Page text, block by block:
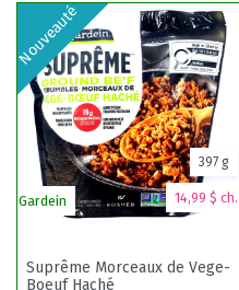
Nouveauté
Gardein 14,99 $ ch.
397 g
Suprême Morceaux de Vege-
Boeuf Haché